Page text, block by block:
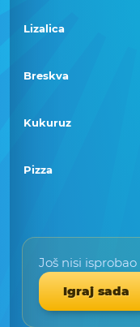
Lizalica
Breskva
Kukuruz
Pizza
Još nisi isprobao
Igraj sada